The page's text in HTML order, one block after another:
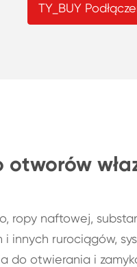
TY_BUY
ropy naftowej,
innych rurociągów,
do otwierania i